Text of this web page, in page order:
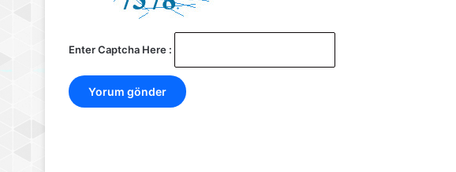
Enter Captcha Here :